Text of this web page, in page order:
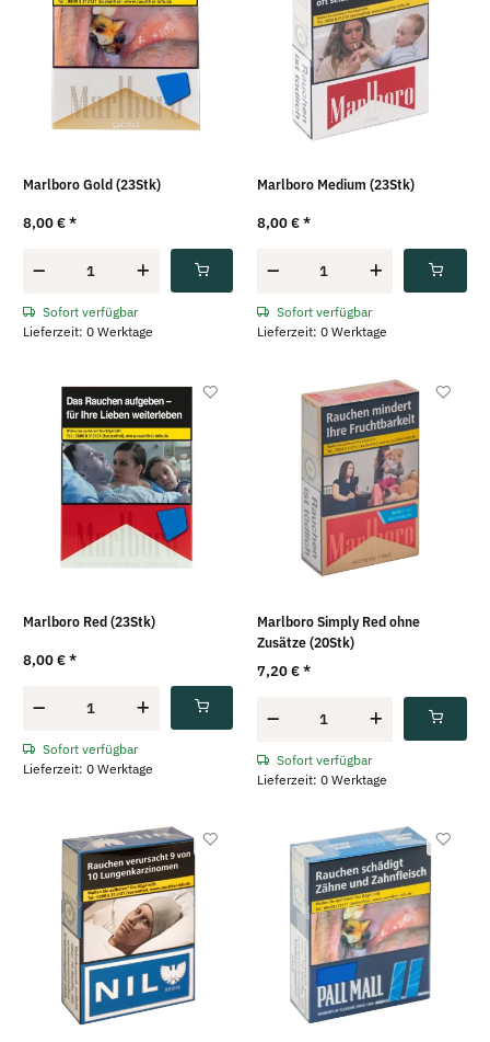
Marlboro Gold (23Stk)
8,00 €*
Sofort verfügbar
Lieferzeit: 0 Werktage
Marlboro Medium (23Stk)
8,00 €*
Sofort verfügbar
Lieferzeit: 0 Werktage
Marlboro Red (23Stk)
8,00 €*
Sofort verfügbar
Lieferzeit: 0 Werktage
Marlboro Simply Red ohne
Zusätze (20Stk)
7,20 €*
Sofort verfügbar
Lieferzeit: 0 Werktage